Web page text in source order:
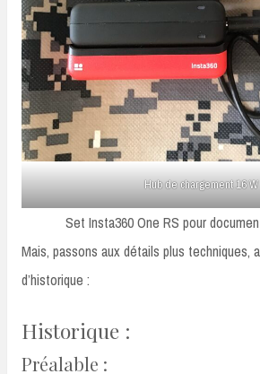
Hub de chargement 16 W
Set Insta360 One RS pour
Mais, passons aux détails plus techniques,
d’historique :
Historique :
Préalable :